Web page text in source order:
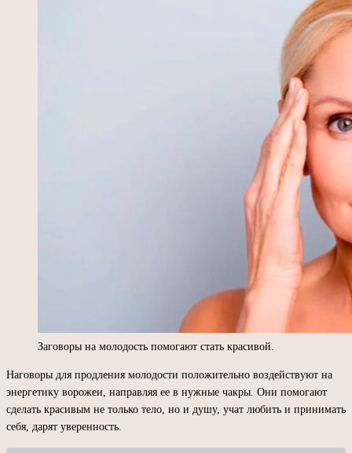
Заговоры на молодость помогают стать красивой.
Наговоры для продления молодости положительно воздействуют на
энергетику ворожеи, направляя ее в нужные чакры. Они помогают
сделать красивым не только тело, но и душу, учат любить и принимать
себя, дарят уверенность.